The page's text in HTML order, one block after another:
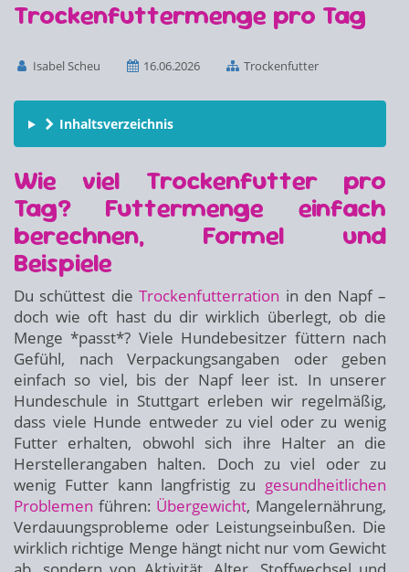
Trockenfuttermenge pro Tag
Isabel Scheu 16.06.2026 Trockenfutter
Inhaltsverzeichnis
Wie viel Trockenfutter pro
Tag? Futtermenge einfach
berechnen, Formel und
Beispiele
Du schüttest dieTrockenfutterration in den Napf –
doch wie oft hast du dir wirklich überlegt, ob die
Menge *passt*? Viele Hundebesitzer füttern nach
Gefühl, nach Verpackungsangaben oder geben
einfach so viel, bis der Napf leer ist. In unserer
Hundeschule in Stuttgart erleben wir regelmäßig,
dass viele Hunde entweder zu viel oder zu wenig
Futter erhalten, obwohl sich ihre Halter an die
Herstellerangaben halten. Doch zu viel oder zu
wenig Futter kann langfristig zu gesundheitlichen
Problemen führen: Übergewicht, Mangelernährung,
Verdauungsprobleme oder Leistungseinbußen. Die
wirklich richtige Menge hängt nicht nur vom Gewicht